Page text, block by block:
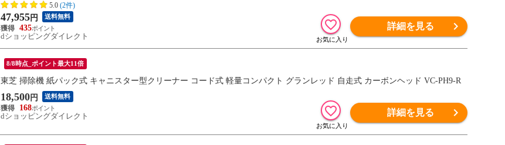
5.0 (2件)
47,955 円 送料無料
435
dショッピングダイレクト
詳細を見る
8/8時点_ポイント最大11倍
東芝 掃除機 紙パック式 キャニスター型クリーナー コード式 軽量コンパクト グランレッド 自走式 カーボンヘッド VC-PH9-R
18,500 円 送料無料
168
dショッピングダイレクト
詳細を見る